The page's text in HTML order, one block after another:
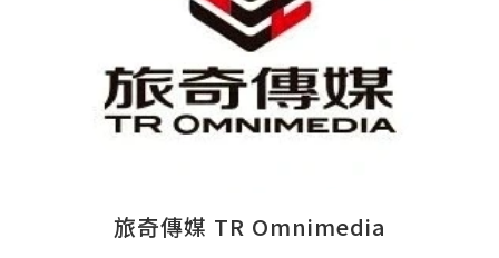
旅奇傳媒 TR Omnimedia